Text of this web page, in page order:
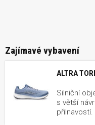
Zajímavé vybavení
ALTRA
Silniční
s větší
přilnavostí.